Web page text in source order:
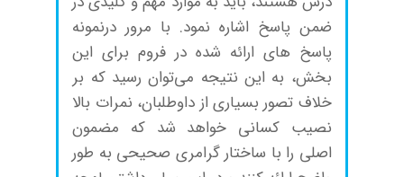
ضمن پاسخ اشاره نمود. با مرور درنمونه
پاسخ‌ های ارائه شده در فروم برای این
بخش، به این نتیجه می‌توان رسید که بر
خلاف تصور بسیاری از داوطلبان، نمرات بالا
نصیب کسانی خواهد شد که مضمون
اصلی را با ساختار گرامری صحیحی به طور